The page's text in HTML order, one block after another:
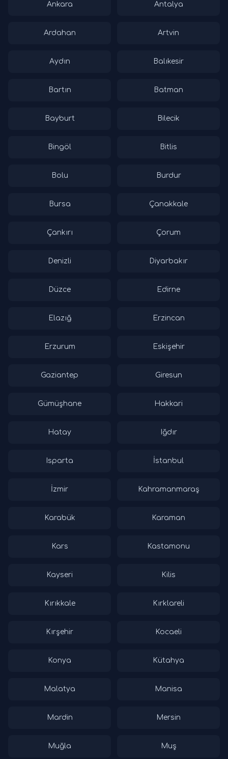
Ankara Antalya
Ardahan Artvin
Aydın Balıkesir
Bartın Batman
Bayburt Bilecik
Bingöl Bitlis
Bolu Burdur
Bursa Çanakkale
Çankırı Çorum
Denizli Diyarbakır
Düzce Edirne
Elazığ Erzincan
Erzurum Eskişehir
Gaziantep Giresun
Gümüşhane Hakkari
Hatay Iğdır
Isparta İstanbul
İzmir Kahramanmaraş
Karabük Karaman
Kars Kastamonu
Kayseri Kilis
Kırıkkale Kırklareli
Kırşehir Kocaeli
Konya Kütahya
Malatya Manisa
Mardin Mersin
Muğla Muş